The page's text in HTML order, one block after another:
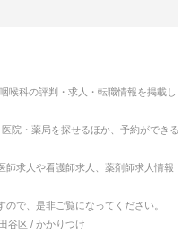
喉科の評判・求人・転職情報を掲載し
院・薬局を探せるほか、予約ができる
師求人や看護師求人、薬剤師求人情報
で、是非ご覧になってください。
谷区 / かかりつけ